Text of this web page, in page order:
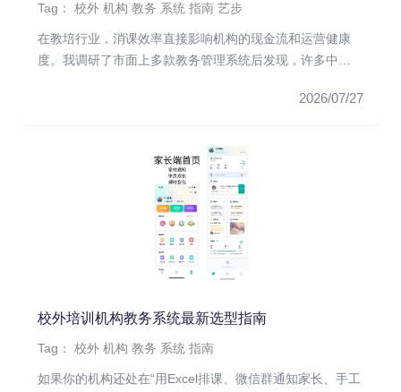
Tag：校外 机构 教务 系统 指南 艺步
在教培行业，消课效率直接影响机构的现金流和运营健康
度。我调研了市面上多款教务管理系统后发现，许多中小
2026/07/27
校外培训机构教务系统最新选型指南
Tag：校外 机构 教务 系统 指南
如果你的机构还处在“用Excel排课、微信群通知家长、手工